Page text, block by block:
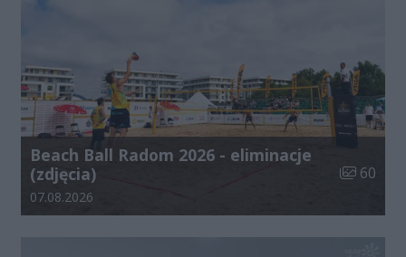
Beach Ball Radom 2026 - eliminacje
(zdjęcia)
Liczba
60
Data dodania galerii:
07.08.2026